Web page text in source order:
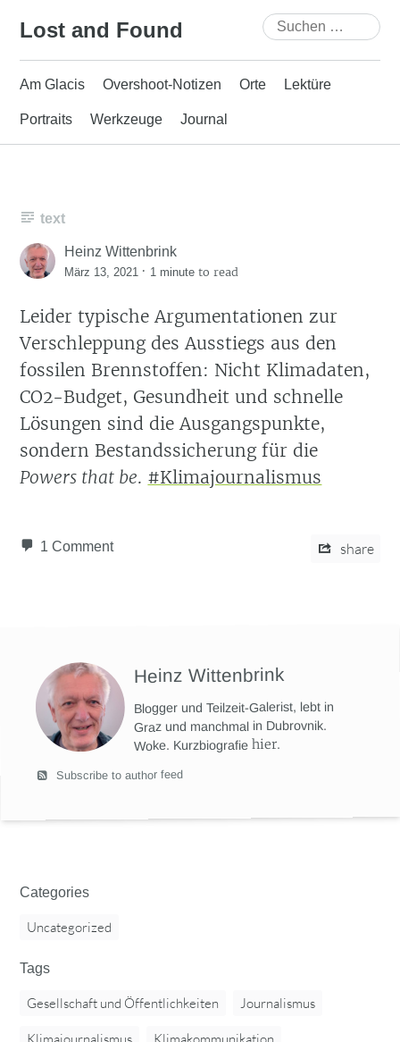
Lost and Found
Suchen
nach:
Am Glacis Overshoot-Notizen Orte Lektüre
Portraits Werkzeuge Journal
text
Heinz Wittenbrink
März 13, 2021 · 1 minute to read
Leider typische Argumentationen zur
Verschleppung des Ausstiegs aus den
fossilen Brennstoffen: Nicht Klimadaten,
CO2-Budget, Gesundheit und schnelle
Lösungen sind die Ausgangspunkte,
sondern Bestandssicherung für die
Powers that be. #Klimajournalismus
1 Comment share
Heinz Wittenbrink
Blogger und Teilzeit-Galerist, lebt in
Graz und manchmal in Dubrovnik.
Woke. Kurzbiografiehier.
Subscribe to author feed
Categories
Uncategorized
Tags
Gesellschaft und Öffentlichkeiten Journalismus
Klimajournalismus Klimakommunikation